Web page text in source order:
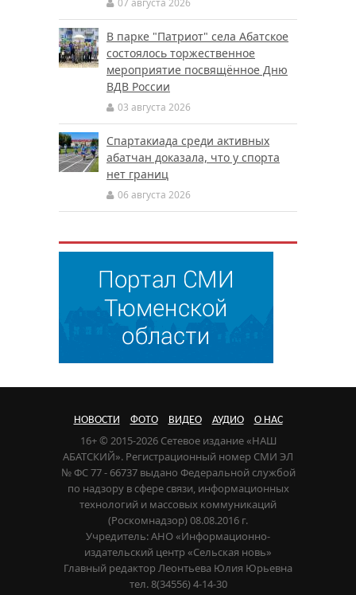
07 августа 2026
В парке "Патриот" села Абатское
состоялось торжественное
мероприятие посвящённое Дню
ВДВ России
03 августа 2026
Спартакиада среди активных
абатчан доказала, что у спорта
нет границ
06 августа 2026
НОВОСТИ ФОТО ВИДЕО АУДИО О НАС
16+ © 2015-2026 Сетевое издание «НАШ
АБАТСКИЙ». Регистрационный номер СМИ ЭЛ
№ ФС 77 - 66737 выдано Федеральной службой
по надзору в сфере связи, информационных
технологий и массовых коммуникаций
(Роскомнадзор) 08.08.2016 г.
Учредитель: АНО «Информационно-
издательский центр «Сельская новь»
Главный редактор Леонтьева Юлия Юрьевна
тел. 8(34556) 4-14-30